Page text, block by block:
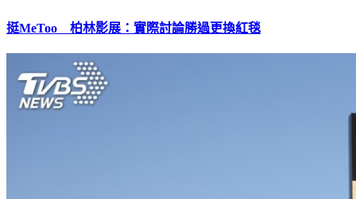
挺MeToo 柏林影展：實際討論勝過更換紅毯